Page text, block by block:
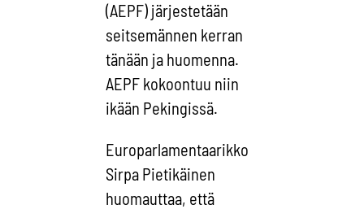
(AEPF) järjestetään
seitsemännen kerran
tänään ja huomenna.
AEPF kokoontuu niin
ikään Pekingissä.
Europarlamentaarikko
Sirpa Pietikäinen
huomauttaa, että